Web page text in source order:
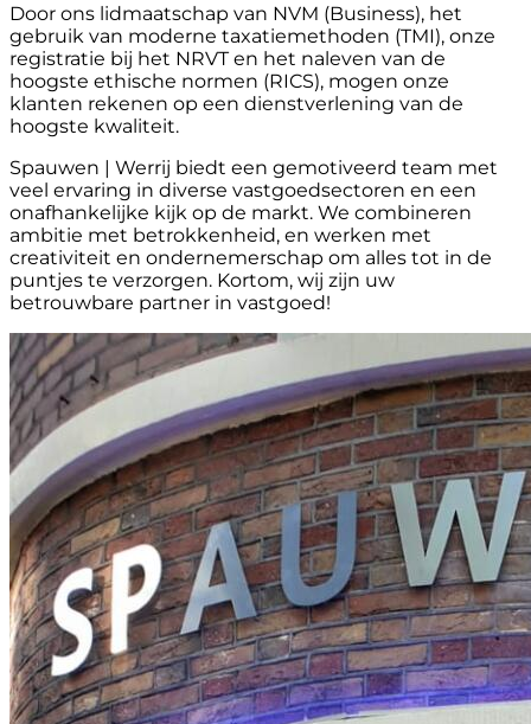
Door ons lidmaatschap van NVM (Business), het
gebruik van moderne taxatiemethoden (TMI), onze
registratie bij het NRVT en het naleven van de
hoogste ethische normen (RICS), mogen onze
klanten rekenen op een dienstverlening van de
hoogste kwaliteit.
Spauwen | Werrij biedt een gemotiveerd team met
veel ervaring in diverse vastgoedsectoren en een
onafhankelijke kijk op de markt. We combineren
ambitie met betrokkenheid, en werken met
creativiteit en ondernemerschap om alles tot in de
puntjes te verzorgen. Kortom, wij zijn uw
betrouwbare partner in vastgoed!